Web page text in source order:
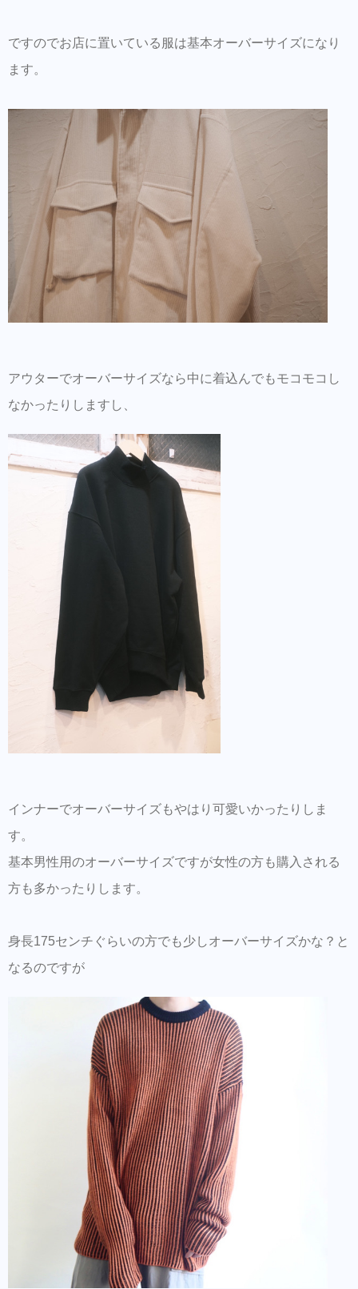
ですのでお店に置いている服は基本オーバーサイズになり
ます。
アウターでオーバーサイズなら中に着込んでもモコモコし
なかったりしますし、
インナーでオーバーサイズもやはり可愛いかったりしま
す。
基本男性用のオーバーサイズですが女性の方も購入される
方も多かったりします。
身長175センチぐらいの方でも少しオーバーサイズかな？と
なるのですが